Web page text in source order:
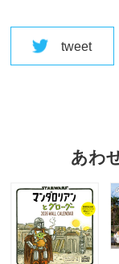
tweet
あわ